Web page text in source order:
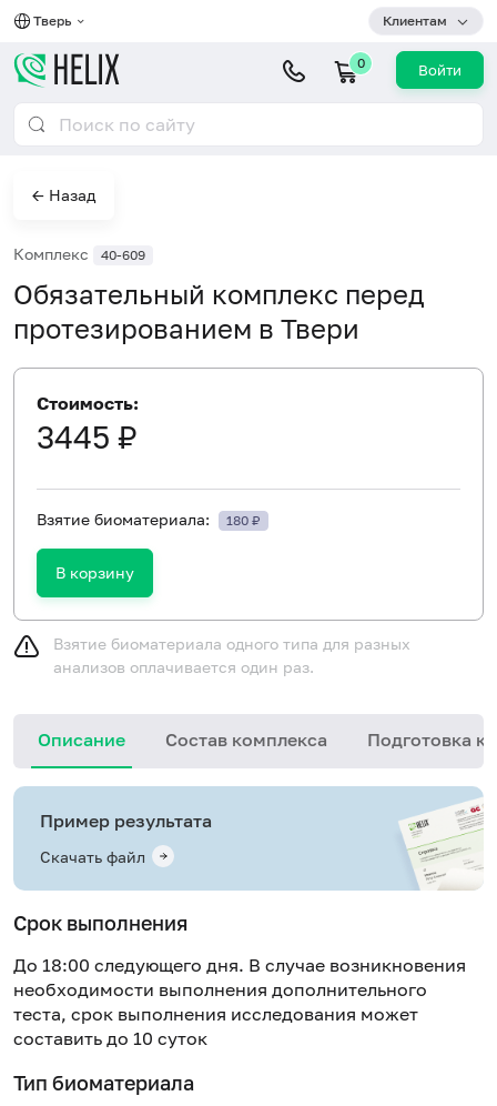
Тверь Клиентам
0 Войти
← Назад
Комплекс 40-609
Обязательный комплекс перед
протезированием в Твери
Стоимость:
3445 ₽
Взятие биоматериала: 180 ₽
В корзину
Взятие биоматериала одного типа для разных
анализов оплачивается один раз.
Описание Состав комплекса Подготовка к
Пример результата
Скачать файл
Срок выполнения
До 18:00 следующего дня. В случае возникновения
необходимости выполнения дополнительного
теста, срок выполнения исследования может
составить до 10 суток
Тип биоматериала